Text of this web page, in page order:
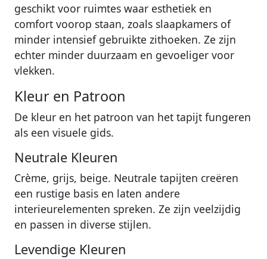
geschikt voor ruimtes waar esthetiek en
comfort voorop staan, zoals slaapkamers of
minder intensief gebruikte zithoeken. Ze zijn
echter minder duurzaam en gevoeliger voor
vlekken.
Kleur en Patroon
De kleur en het patroon van het tapijt fungeren
als een visuele gids.
Neutrale Kleuren
Crème, grijs, beige. Neutrale tapijten creëren
een rustige basis en laten andere
interieurelementen spreken. Ze zijn veelzijdig
en passen in diverse stijlen.
Levendige Kleuren